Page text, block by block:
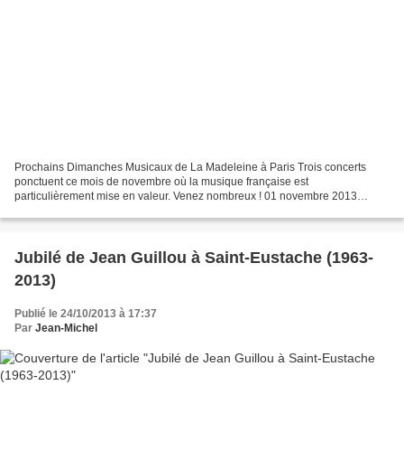
Prochains Dimanches Musicaux de La Madeleine à Paris Trois concerts
ponctuent ce mois de novembre où la musique française est
particulièrement mise en valeur. Venez nombreux ! 01 novembre 2013
Provence)...
Jubilé de Jean Guillou à Saint-Eustache (1963-
2013)
Publié le 24/10/2013 à 17:37
Par Jean-Michel